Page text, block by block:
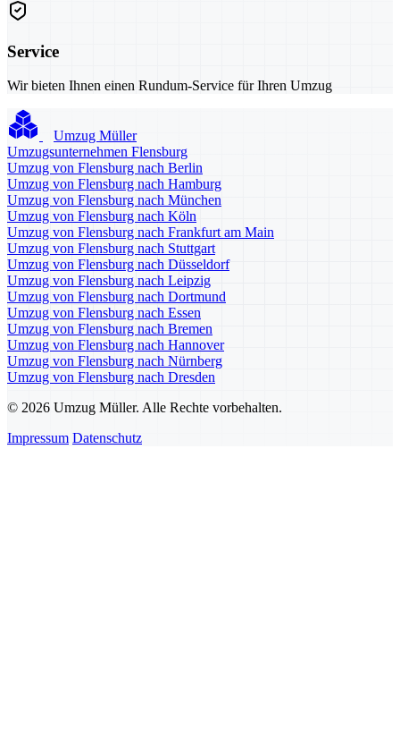
Service
Wir bieten Ihnen einen Rundum-Service für Ihren Umzug
Umzug Müller
Umzugsunternehmen Flensburg
Umzug von Flensburg nach Berlin
Umzug von Flensburg nach Hamburg
Umzug von Flensburg nach München
Umzug von Flensburg nach Köln
Umzug von Flensburg nach Frankfurt am Main
Umzug von Flensburg nach Stuttgart
Umzug von Flensburg nach Düsseldorf
Umzug von Flensburg nach Leipzig
Umzug von Flensburg nach Dortmund
Umzug von Flensburg nach Essen
Umzug von Flensburg nach Bremen
Umzug von Flensburg nach Hannover
Umzug von Flensburg nach Nürnberg
Umzug von Flensburg nach Dresden
© 2026 Umzug Müller. Alle Rechte vorbehalten.
Impressum Datenschutz